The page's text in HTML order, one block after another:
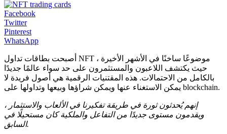
Facebook
Twitter
Pinterest
WhatsApp
أصبحت بطاقات تداول NFT موضوعًا ساخنًا في الأشهر الأخيرة ،
حيث يكتشف اللاعبون والمستثمرون على حد سواء عالمًا جديدًا
بالكامل من الاحتمالات. هذه المقتنيات الرقمية هي أصول فريدة لا
يمكن الاستغناء عنها ويمكن شراؤها وبيعها وتداولها على blockchain.
إنهم يُحدثون ثورة في طريقة تفكيرنا في الألعاب والاستثمار ،
ويقدمون مستوى جديدًا من التفاعل والملكية كان مستحيلًا في
السابق.